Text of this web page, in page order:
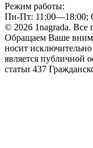
Режим работы:
Пн-Пт: 11:00—18:00;
© 2026 1nagrada. Все
Обращаем Ваше
носит
является публичной
статьи 437